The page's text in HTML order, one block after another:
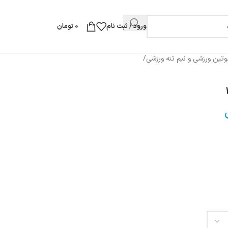
ورود / ثبت نام 0 تومان
ورزشی و نیم تنه ورزشی/